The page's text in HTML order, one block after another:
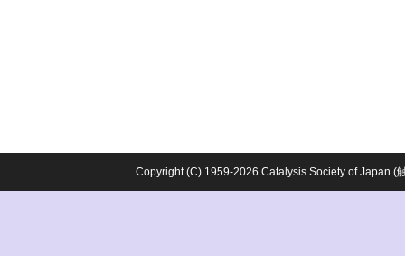
Copyright (C) 1959-2026 Catalysis Society of Japan (